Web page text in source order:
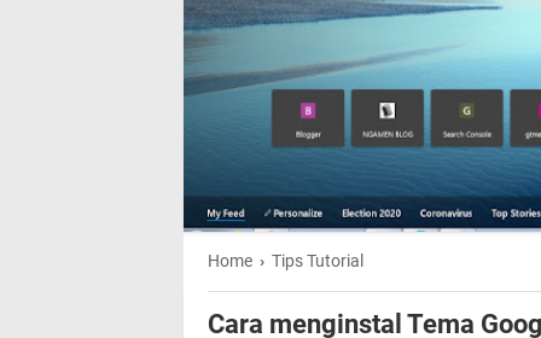
Home › Tips Tutorial
Cara menginstal Tema